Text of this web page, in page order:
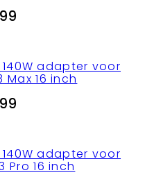
adapter voor
Max 16 inch
adapter voor
Pro 16 inch